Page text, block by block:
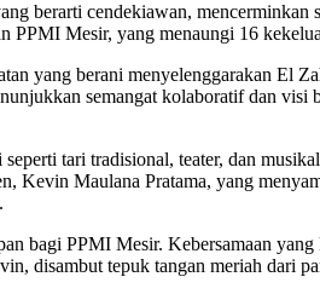
berarti cendekiawan,
PPMI Mesir, yang menaungi 16
yang berani menyelenggarakan El
semangat kolaboratif dan
tari tradisional, teater, dan
Kevin Maulana Pratama, yang
bagi PPMI Mesir. Kebersamaan
disambut tepuk tangan meriah dari